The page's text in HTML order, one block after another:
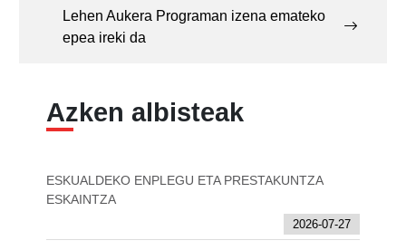
Lehen Aukera Programan izena emateko
epea ireki da
Azken albisteak
ESKUALDEKO ENPLEGU ETA PRESTAKUNTZA
ESKAINTZA
2026-07-27